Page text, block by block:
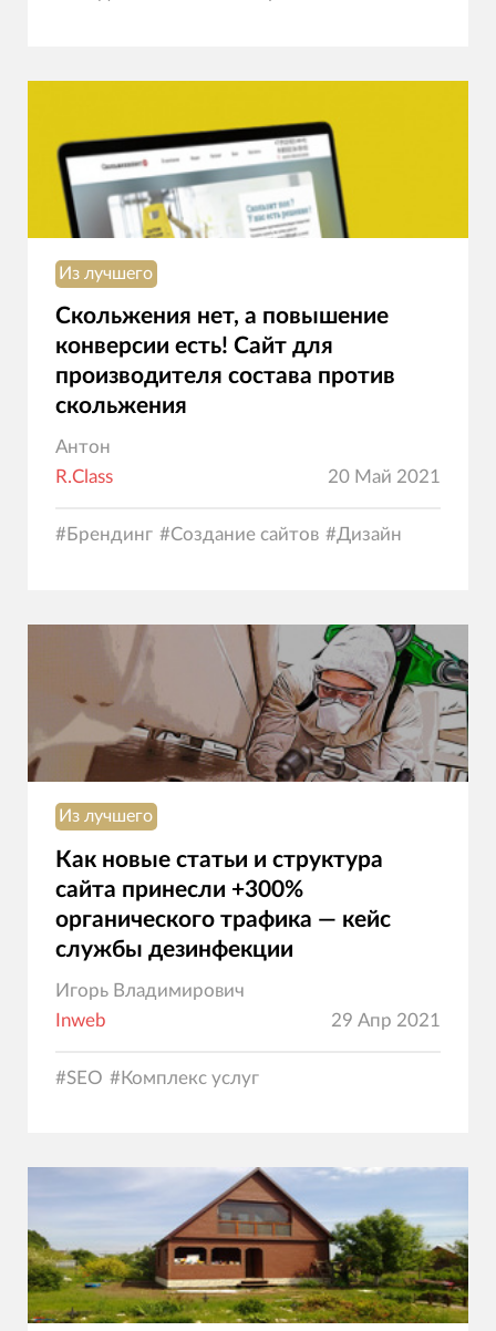
Из лучшего
Скольжения нет, а повышение
конверсии есть! Сайт для
производителя состава против
скольжения
Антон
R.Class
20 Май 2021
#Брендинг #Создание сайтов #Дизайн
Из лучшего
Как новые статьи и структура
сайта принесли +300%
органического трафика — кейс
службы дезинфекции
Игорь Владимирович
Inweb
29 Апр 2021
#SEO #Комплекс услуг